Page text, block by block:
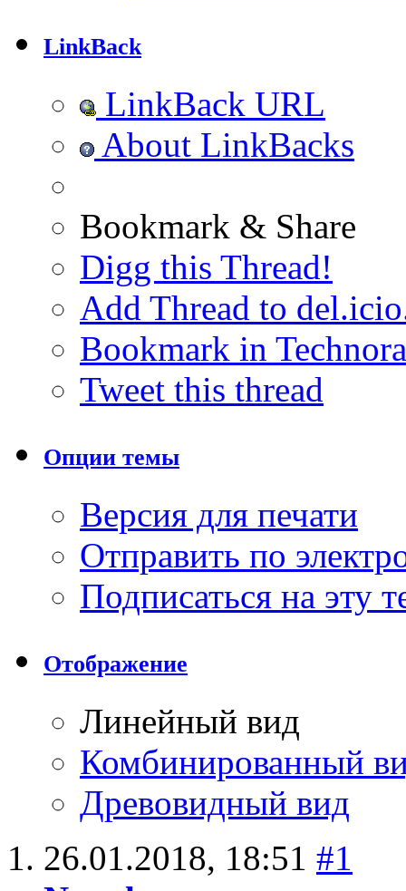
LinkBack
LinkBack URL
About LinkBacks
Bookmark & Share
Digg this Thread!
Add Thread to
Bookmark in
Tweet this thread
Опции темы
Версия для печати
Отправить по
Подписаться на эту
Отображение
Линейный вид
Комбинированный
Древовидный вид
26.01.2018, 18:51 #1